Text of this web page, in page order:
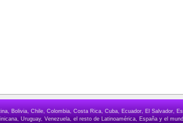
Bolivia, Chile, Colombia, Costa Rica, Cuba, Ecuador, El Salvador,
Uruguay, Venezuela, el resto de Latinoamérica, España y el